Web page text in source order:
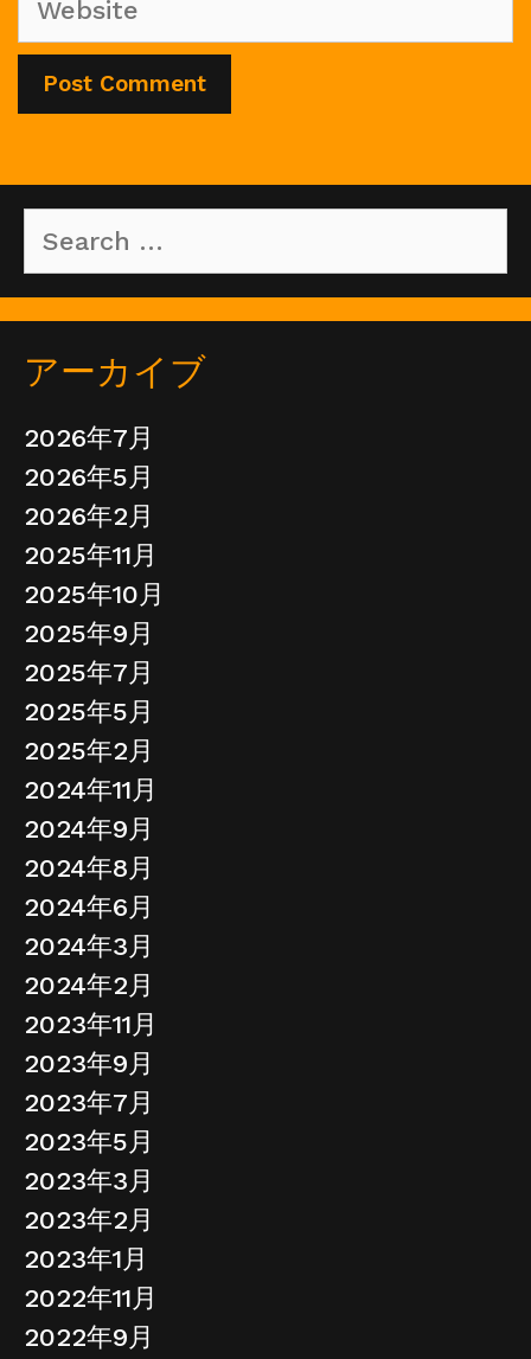
for:
アーカイブ
2026年7月
2026年5月
2026年2月
2025年11月
2025年10月
2025年9月
2025年7月
2025年5月
2025年2月
2024年11月
2024年9月
2024年8月
2024年6月
2024年3月
2024年2月
2023年11月
2023年9月
2023年7月
2023年5月
2023年3月
2023年2月
2023年1月
2022年11月
2022年9月